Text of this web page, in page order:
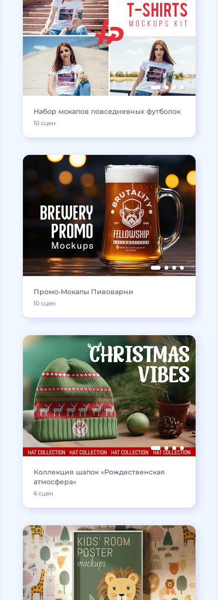
Набор мокапов повседневных футболок
10 сцен
Промо-Мокапы Пивоварни
10 сцен
Коллекция шапок «Рождественская
атмосфера»
6 сцен